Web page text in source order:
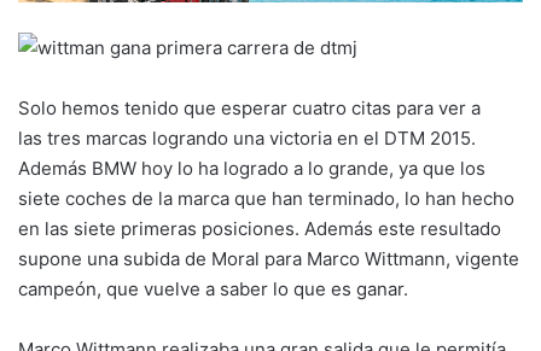
Solo hemos tenido que esperar cuatro citas para ver a
las tres marcas logrando una victoria en el DTM 2015.
Además BMW hoy lo ha logrado a lo grande, ya que los
siete coches de la marca que han terminado, lo han hecho
en las siete primeras posiciones. Además este resultado
supone una subida de Moral para Marco Wittmann, vigente
campeón, que vuelve a saber lo que es ganar.